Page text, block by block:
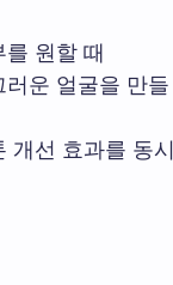
원할 때
운 얼굴을 만들
개선 효과를 동시